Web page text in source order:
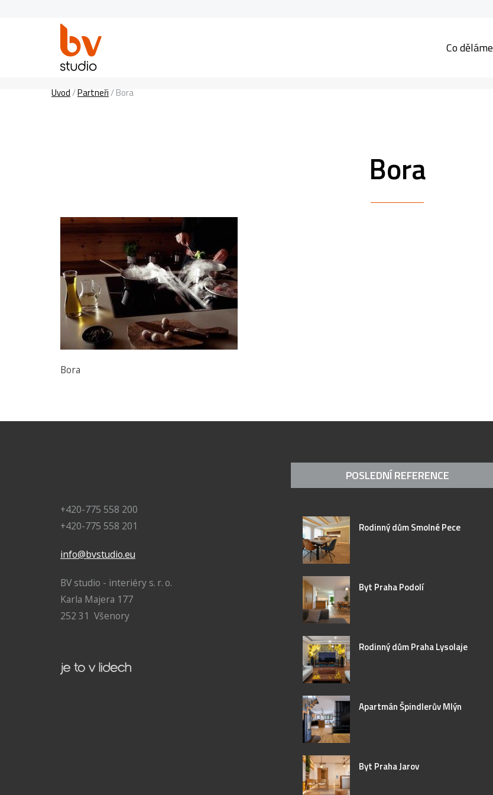
Co děláme
Úvod/Partneři/Bora
Bora
Bora
+420-775 558 200
+420-775 558 201
info@bvstudio.eu
BV studio - interiéry s. r. o.
Karla Majera 177
252 31 Všenory
POSLEDNÍ REFERENCE
Rodinný dům Smolné Pece
Byt Praha Podolí
Rodinný dům Praha Lysolaje
Apartmán Špindlerův Mlýn
Byt Praha Jarov